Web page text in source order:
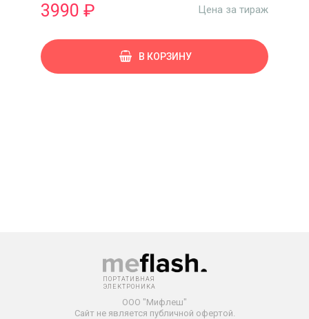
3990 ₽ Цена за тираж
В КОРЗИНУ
ООО "Мифлеш"
Сайт не является публичной офертой.
ПОРТАТИВНАЯ
ЭЛЕКТРОНИКА